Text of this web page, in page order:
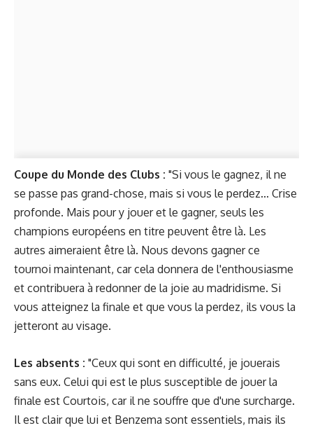
Coupe du Monde des Clubs : "Si vous le gagnez, il ne
se passe pas grand-chose, mais si vous le perdez... Crise
profonde. Mais pour y jouer et le gagner, seuls les
champions européens en titre peuvent être là. Les
autres aimeraient être là. Nous devons gagner ce
tournoi maintenant, car cela donnera de l'enthousiasme
et contribuera à redonner de la joie au madridisme. Si
vous atteignez la finale et que vous la perdez, ils vous la
jetteront au visage.
Les absents : "Ceux qui sont en difficulté, je jouerais
sans eux. Celui qui est le plus susceptible de jouer la
finale est Courtois, car il ne souffre que d'une surcharge.
Il est clair que lui et Benzema sont essentiels, mais ils